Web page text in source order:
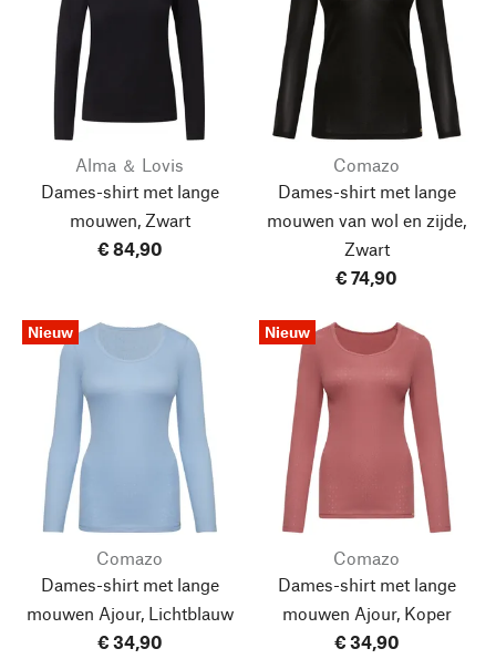
Alma ＆ Lovis
Dames-shirt met lange
mouwen, Zwart
€ 84,90
Comazo
Dames-shirt met lange
mouwen van wol en zijde,
Zwart
€ 74,90
Nieuw
Comazo
Dames-shirt met lange
mouwen Ajour, Lichtblauw
€ 34,90
Nieuw
Comazo
Dames-shirt met lange
mouwen Ajour, Koper
€ 34,90